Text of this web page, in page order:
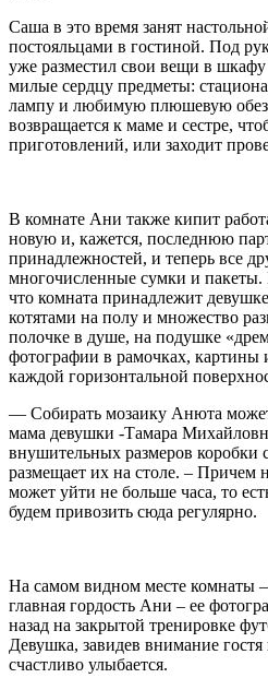
Саша в это время занят
постояльцами в гостиной. Под
уже разместил свои вещи в шкафу
милые сердцу предметы:
лампу и любимую плюшевую
возвращается к маме и сестре,
приготовлений, или заходит
В комнате Ани также кипит
новую и, кажется, последнюю
принадлежностей, и теперь все
многочисленные сумки и пакеты.
что комната принадлежит
котятами на полу и множество
полочке в душе, на подушке
фотографии в рамочках,
каждой горизонтальной
— Собирать мозаику Анюта
мама девушки -Тамара
внушительных размеров коробки
размещает их на столе. – Причем
может уйти не больше часа, то
будем привозить сюда регулярно.
На самом видном месте комнаты –
главная гордость Ани – ее
назад на закрытой тренировке
Девушка, завидев внимание гостя
счастливо улыбается.